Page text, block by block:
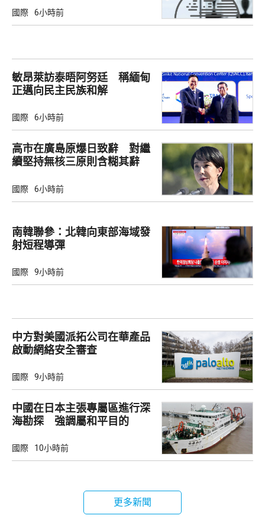
國際 6小時前
敏昂萊訪泰晤阿努廷 稱緬甸
正邁向民主民族和解
國際 6小時前
高市在廣島原爆日致辭 對繼
續堅持無核三原則含糊其辭
國際 6小時前
南韓聯參：北韓向東部海域發
射短程導彈
國際 9小時前
中方對美國派拓公司在華產品
啟動網絡安全審查
國際 9小時前
中國在日本主張專屬區進行深
海勘探 強調屬和平目的
國際 10小時前
更多新聞